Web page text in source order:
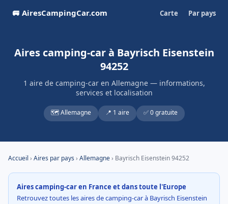
🚐 AiresCampingCar.com Carte Par pays
Aires camping-car à Bayrisch Eisenstein
94252
1 aire de camping-car en Allemagne — informations,
services et localisation
🗺️ Allemagne 📍 1 aire ✅ 0 gratuite
Accueil › Aires par pays› Allemagne› Bayrisch Eisenstein 94252
Aires camping-car en France et dans toute l'Europe
Retrouvez toutes les aires de camping-car à Bayrisch Eisenstein